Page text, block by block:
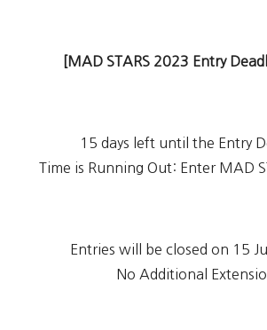
[MAD STARS 2023 Entry
15 days left until the Entry
Time is Running Out: Enter MAD
Entries will be closed on 15
No Additional